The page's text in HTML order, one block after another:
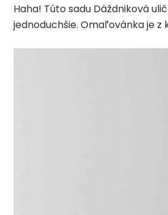
Haha! Túto sadu Dáždniková
jednoduchšie. Omaľovánka je z